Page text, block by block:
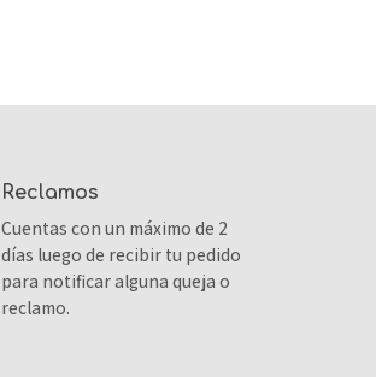
reclamos
Cuentas con un máximo de 2
días luego de recibir tu pedido
para notificar alguna queja o
reclamo.